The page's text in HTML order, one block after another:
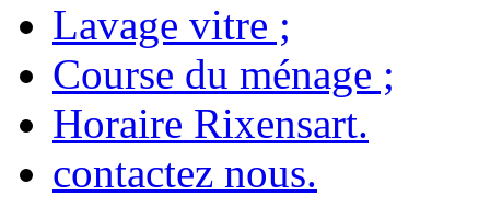
Lavage vitre ;
Course du ménage ;
Horaire Rixensart.
contactez nous.